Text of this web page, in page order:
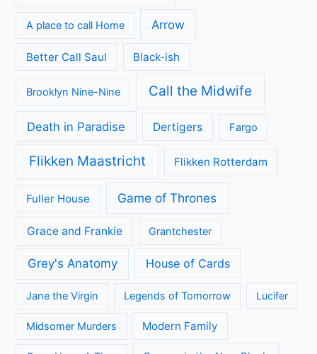
A place to call Home Arrow
Better Call Saul Black-ish
Brooklyn Nine-Nine Call the Midwife
Death in Paradise Dertigers Fargo
Flikken Maastricht Flikken Rotterdam
Fuller House Game of Thrones
Grace and Frankie Grantchester
Grey's Anatomy House of Cards
Jane the Virgin Legends of Tomorrow Lucifer
Midsomer Murders Modern Family